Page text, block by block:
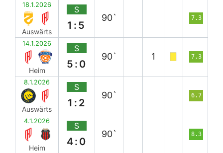
18.1.2026
Auswärts
S
1:5
90` 7.3
14.1.2026
Heim
S
5:0
90` 1 7.3
8.1.2026
Auswärts
S
1:2
90` 6.7
4.1.2026
Heim
S
4:0
90` 8.3